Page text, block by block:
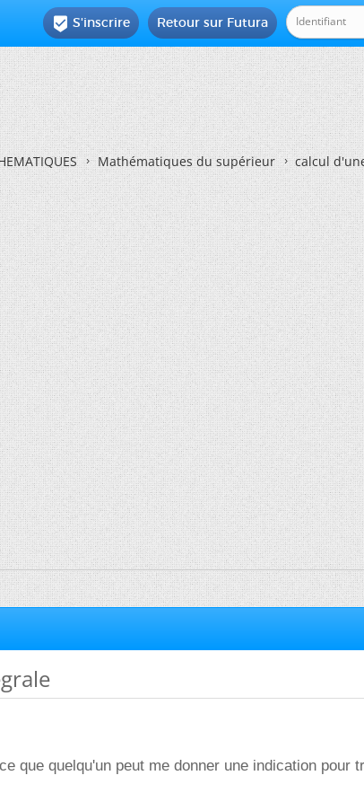
Retour sur Futura
 S'inscrire
Mathématiques du supérieur calcul
que quelqu'un peut me donner une indication pour